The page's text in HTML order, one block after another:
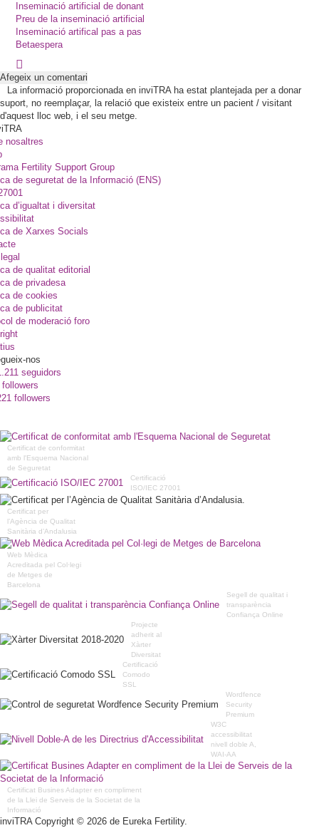
Inseminació artificial de donant
Preu de la inseminació artificial
Inseminació artifical pas a pas
Betaespera
Afegeix un comentari
La informació proporcionada en inviTRA ha estat plantejada per a donar
suport, no reemplaçar, la relació que existeix entre un pacient / visitant
d'aquest lloc web, i el seu metge.
nosaltres
Fertility Support Group
de seguretat de la Informació (ENS)
d’igualtat i diversitat
de Xarxes Socials
de qualitat editorial
de privadesa
de cookies
de publicitat
de moderació foro
nos
seguidors
followers
followers
Certificat de conformitat
amb l'Esquema Nacional
de Seguretat
Certificació
ISO/IEC 27001
Certificat per
l’Agència de Qualitat
Sanitària d’Andalusia
Web Mèdica
Acreditada pel Col·legi
de Metges de
Barcelona
Segell de qualitat i
transparència
Confiança Online
Projecte
adherit al
Xàrter
Diversitat
Certificació
Comodo
SSL
Wordfence
Security
Premium
W3C
accessibilitat
nivell doble A,
WAI-AA
Certificat Busines Adapter en compliment
de la Llei de Serveis de la Societat de la
Informació
inviTRA Copyright © 2026 de Eureka Fertility.